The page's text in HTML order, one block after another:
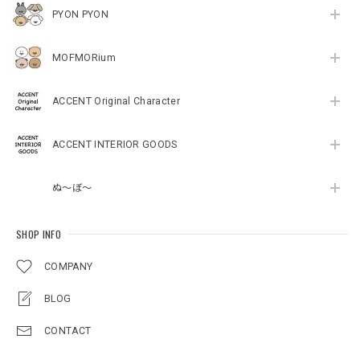
PYON PYON
MOFMORium
ACCENT Original Character
ACCENT INTERIOR GOODS
ぬ～ぼ～
SHOP INFO
COMPANY
BLOG
CONTACT